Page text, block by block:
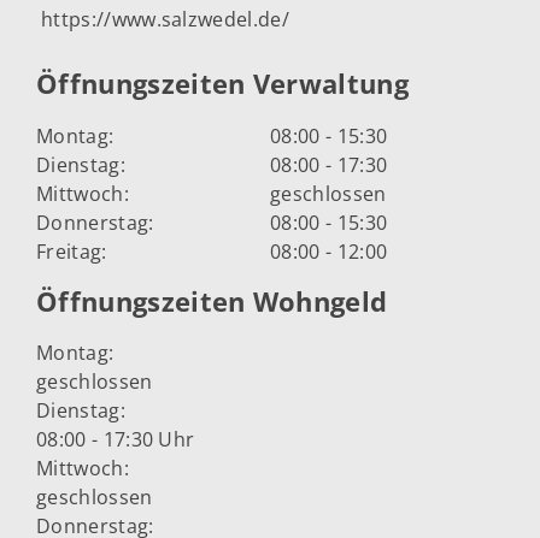
https://www.salzwedel.de/
Öffnungszeiten Verwaltung
Montag:
08:00 - 15:30
Dienstag:
08:00 - 17:30
Mittwoch:
geschlossen
Donnerstag:
08:00 - 15:30
Freitag:
08:00 - 12:00
Öffnungszeiten Wohngeld
Montag:
geschlossen
Dienstag:
08:00 - 17:30 Uhr
Mittwoch:
geschlossen
Donnerstag: